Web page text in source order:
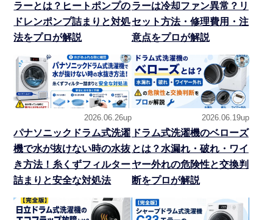
ラーとは？ヒートポンプの
ドレンポンプ詰まりと対処
法をプロが解説
ラーは冷却ファン異常？リ
セット方法・修理費用・注
意点をプロが解説
2026.06.26up
パナソニックドラム式洗濯
機で水が抜けない時の水抜
き方法！糸くずフィルター
詰まりと安全な対処法
2026.06.19up
ドラム式洗濯機のベローズ
とは？水漏れ・破れ・ワイ
ヤー外れの危険性と交換判
断をプロが解説